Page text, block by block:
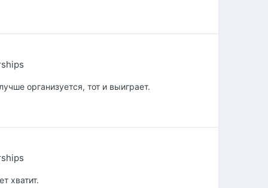
организуется, тот и выиграет.
хватит.